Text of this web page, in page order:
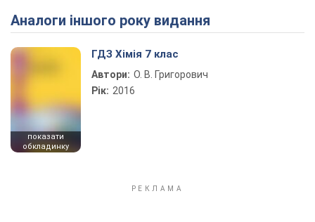
Play Video
Аналоги іншого року видання
показати
обкладинку
ГДЗ Хімія 7 клас
Автори: О. В. Григорович
Рік: 2016